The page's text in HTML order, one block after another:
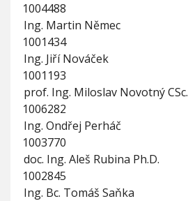
1004488
Ing. Martin Němec
1001434
Ing. Jiří Nováček
1001193
prof. Ing. Miloslav Novotný CSc.
1006282
Ing. Ondřej Perháč
1003770
doc. Ing. Aleš Rubina Ph.D.
1002845
Ing. Bc. Tomáš Saňka